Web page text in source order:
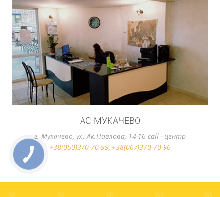
АС-УЖГОРОД
г. Ужгород, вул. Станционная, 2 call - центр
+38(050)370-70-99,+38(067)370-70-96